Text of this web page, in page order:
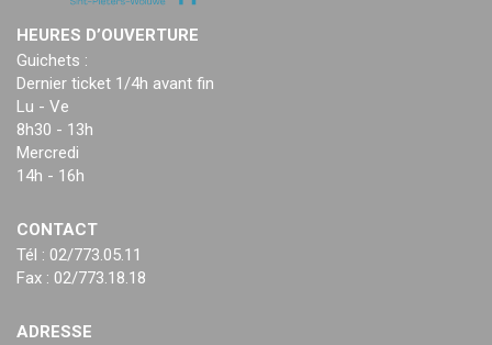
HEURES D’OUVERTURE
Guichets :
Dernier ticket 1/4h avant fin
Lu - Ve
8h30 - 13h
Mercredi
14h - 16h
CONTACT
Tél : 02/773.05.11
Fax : 02/773.18.18
ADRESSE